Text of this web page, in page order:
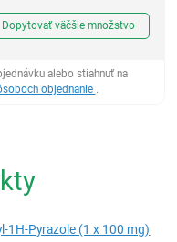
Dopytovať väčšie množstvo
alebo stiahnuť na
objednanie .
1H-Pyrazole (1 x 100 mg)